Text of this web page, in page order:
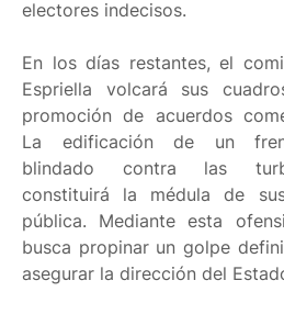
electores indecisos.
En los días restantes, el
Espriella volcará sus
promoción de acuerdos
La edificación de un
blindado contra las
constituirá la médula de
pública. Mediante esta
busca propinar un golpe
asegurar la dirección del